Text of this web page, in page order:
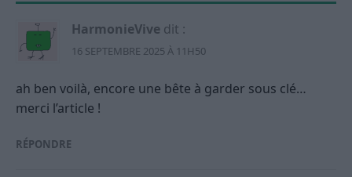
HarmonieVive dit :
16 SEPTEMBRE 2025 À 11H50
ah ben voilà, encore une bête à garder sous clé…
merci l’article !
RÉPONDRE